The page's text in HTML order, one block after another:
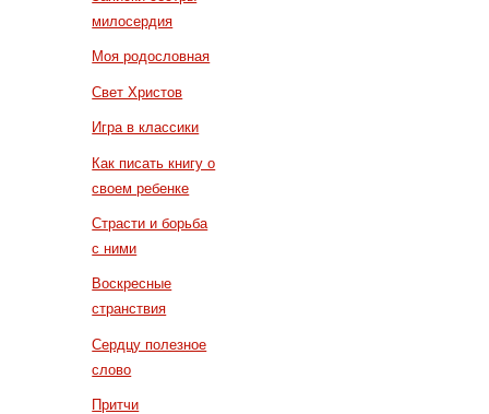
милосердия
Моя родословная
Свет Христов
Игра в классики
Как писать книгу о
своем ребенке
Страсти и борьба
с ними
Воскресные
странствия
Сердцу полезное
слово
Притчи